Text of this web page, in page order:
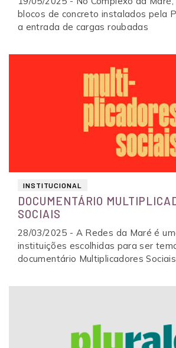
blocos de concreto instalados pela
a entrada de cargas roubadas
INSTITUCIONAL
DOCUMENTÁRIO
SOCIAIS
28/03/2025 - A Redes da Maré é
instituições escolhidas para ser
documentário Multiplicadores